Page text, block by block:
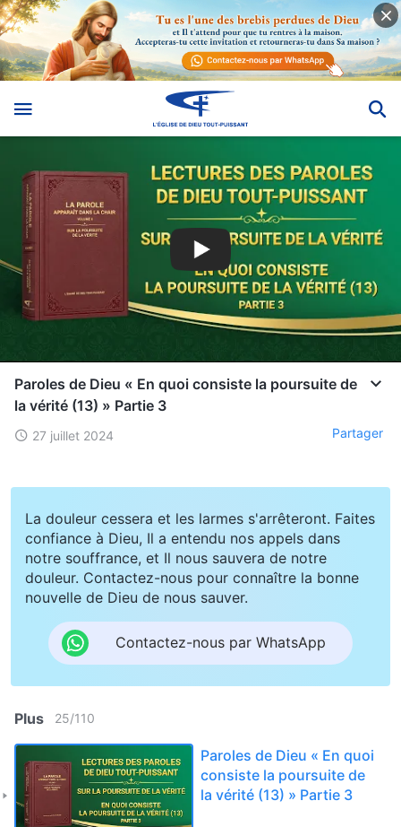
Paroles de Dieu « En quoi consiste la poursuite de
la vérité (13) » Partie 3
27 juillet 2024 Partager
La douleur cessera et les larmes s'arrêteront. Faites
confiance à Dieu, Il a entendu nos appels dans
notre souffrance, et Il nous sauvera de notre
douleur. Contactez-nous pour connaître la bonne
nouvelle de Dieu de nous sauver.
Contactez-nous par WhatsApp
Plus 25/110
Paroles de Dieu « En quoi
consiste la poursuite de
la vérité (13) » Partie 3